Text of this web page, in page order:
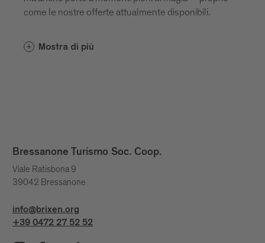
come le nostre offerte attualmente disponibili.
Mostra di più
Bressanone Turismo Soc. Coop.
Viale Ratisbona 9
39042 Bressanone
info@brixen.org
+39 0472 27 52 52